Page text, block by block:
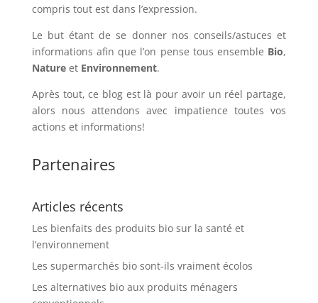
compris tout est dans l’expression.
Le but étant de se donner nos conseils/astuces et
informations afin que l’on pense tous ensemble Bio,
Natureet Environnement.
Après tout, ce blog est là pour avoir un réel partage,
alors nous attendons avec impatience toutes vos
actions et informations!
Partenaires
Articles récents
Les bienfaits des produits bio sur la santé et
l’environnement
Les supermarchés bio sont-ils vraiment écolos
Les alternatives bio aux produits ménagers